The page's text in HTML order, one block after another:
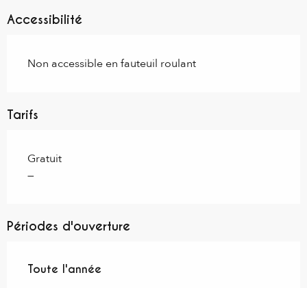
Accessibilité
Non accessible en fauteuil roulant
Tarifs
Gratuit
—
Périodes d'ouverture
Toute l'année
Toute l'année